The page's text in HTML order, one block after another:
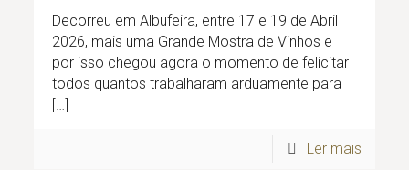
Decorreu em Albufeira, entre 17 e 19 de Abril
2026, mais uma Grande Mostra de Vinhos e
por isso chegou agora o momento de felicitar
todos quantos trabalharam arduamente para
[…]
Ler mais